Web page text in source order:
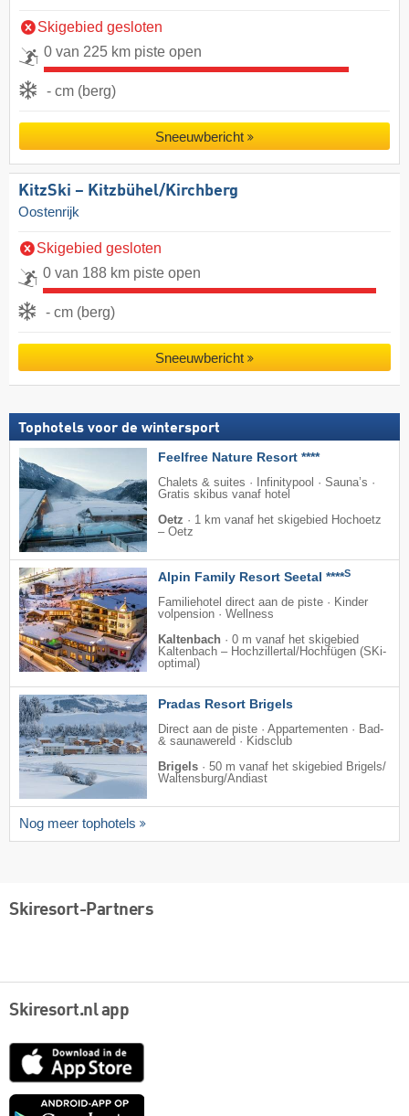
Skigebied gesloten
0 van 225 km piste open
- cm (berg)
Sneeuwbericht
KitzSki – Kitzbühel/​Kirchberg
Oostenrijk
Skigebied gesloten
0 van 188 km piste open
- cm (berg)
Sneeuwbericht
Tophotels voor de wintersport
Feelfree Nature Resort ****
Chalets & suites · Infinitypool · Sauna’s ·
Gratis skibus vanaf hotel
Oetz · 1 km vanaf het skigebied Hochoetz
– Oetz
Alpin Family Resort Seetal ****S
Familiehotel direct aan de piste · Kinder
volpension · Wellness
Kaltenbach · 0 m vanaf het skigebied
Kaltenbach – Hochzillertal/​Hochfügen (SKi-
optimal)
Pradas Resort Brigels
Direct aan de piste · Appartementen · Bad-
& saunawereld · Kidsclub
Brigels · 50 m vanaf het skigebied Brigels/​
Waltensburg/​Andiast
Nog meer tophotels
Skiresort-Partners
Skiresort.nl app
App
Google